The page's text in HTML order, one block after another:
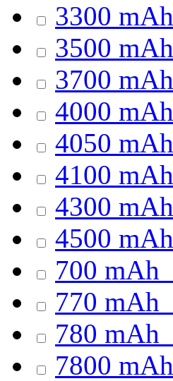
3300 mAh
3500 mAh
3700 mAh
4000 mAh
4050 mAh
4100 mAh
4300 mAh
4500 mAh
700 mAh
770 mAh
780 mAh
7800 mAh